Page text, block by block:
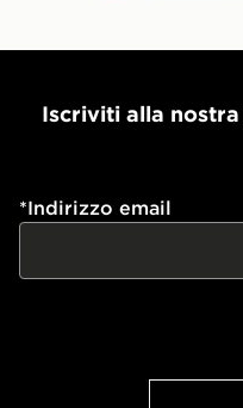
Iscriviti alla
*Indirizzo email